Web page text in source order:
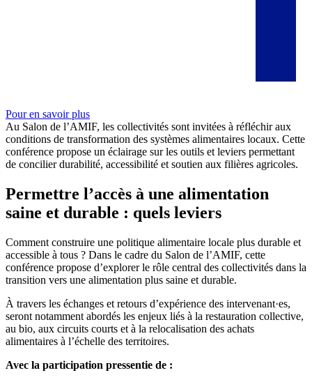
Pour en savoir plus
Au Salon de l’AMIF, les collectivités sont invitées à réfléchir aux
conditions de transformation des systèmes alimentaires locaux. Cette
conférence propose un éclairage sur les outils et leviers permettant
de concilier durabilité, accessibilité et soutien aux filières agricoles.
Permettre l’accès à une alimentation
saine et durable : quels leviers
Comment construire une politique alimentaire locale plus durable et
accessible à tous ? Dans le cadre du Salon de l’AMIF, cette
conférence propose d’explorer le rôle central des collectivités dans la
transition vers une alimentation plus saine et durable.
À travers les échanges et retours d’expérience des intervenant·es,
seront notamment abordés les enjeux liés à la restauration collective,
au bio, aux circuits courts et à la relocalisation des achats
alimentaires à l’échelle des territoires.
Avec la participation pressentie de :